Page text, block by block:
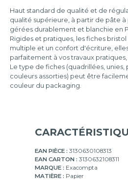
100x150
mm
105x148
mm
125x200
mm
perforé
Uni
Haut standard de qualité et de
qualité supérieure, à partir de pâte
gérées durablement et blanchie en
Rigides et pratiques, les fiches
multiple et un confort d'écriture,
parfaitement à vos travaux
Le type de fiches (quadrillées, unies,
couleurs assorties) peut être
couleur du packaging.
EAN PIÈCE : 3130630108313
EAN CARTON : 3130632108311
MARQUE : Exacompta
MATIÈRE : Papier